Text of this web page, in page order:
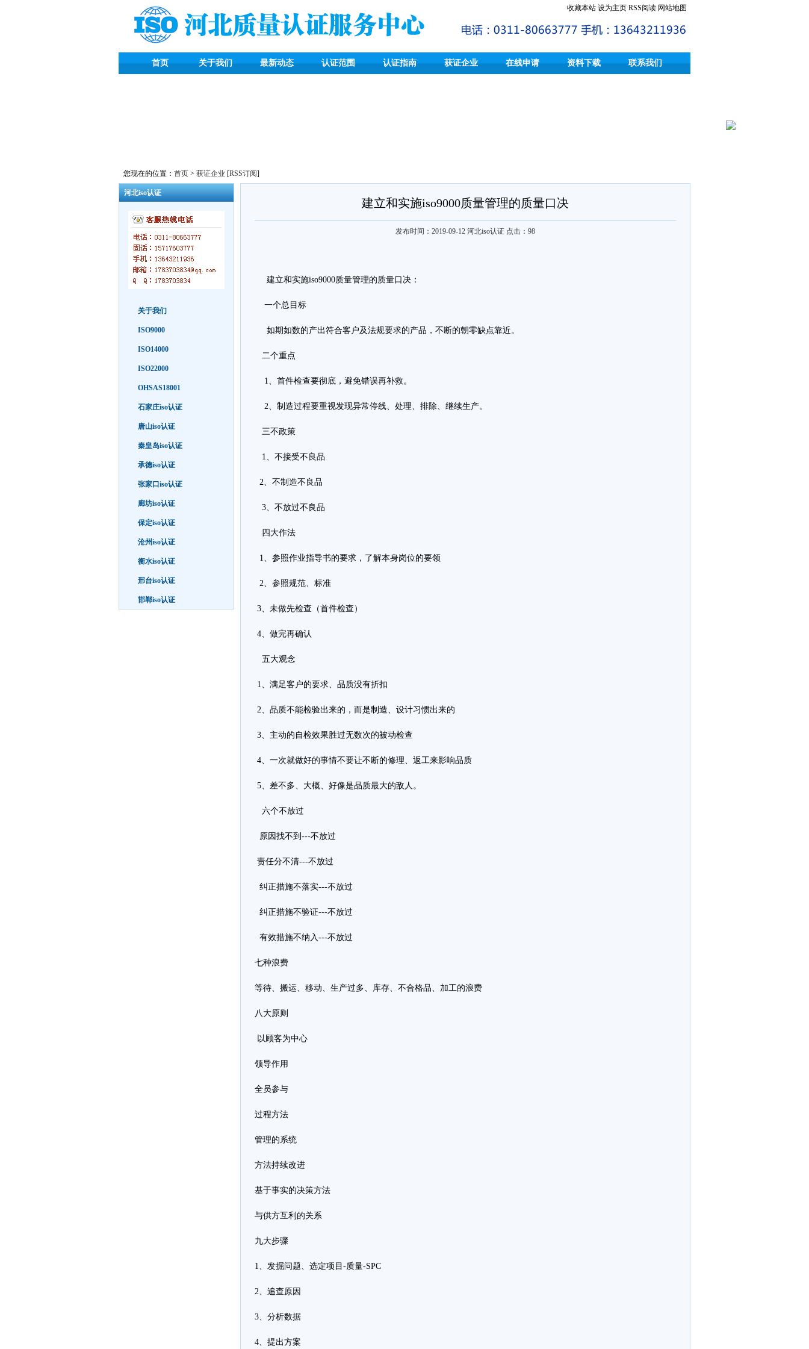
收藏本站 设为主页 RSS阅读 网站地图
首页 关于我们 最新动态 认证范围 认证指南 获证企业 在线申请 资料下载 联系我们
您现在的位置： 首页 > 获证企业 [RSS订阅]
河北iso认证
关于我们
ISO9000
ISO14000
ISO22000
OHSAS18001
石家庄iso认证
唐山iso认证
秦皇岛iso认证
承德iso认证
张家口iso认证
廊坊iso认证
保定iso认证
沧州iso认证
衡水iso认证
邢台iso认证
邯郸iso认证
建立和实施iso9000质量管理的质量口决
发布时间：2019-09-12 河北iso认证 点击： 98
建立和实施iso9000质量管理的质量口决：
一个总目标
如期如数的产出符合客户及法规要求的产品，不断的朝零缺点靠近。
二个重点
1、首件检查要彻底，避免错误再补救。
2、制造过程要重视发现异常停线、处理、排除、继续生产。
三不政策
1、不接受不良品
2、不制造不良品
3、不放过不良品
四大作法
1、参照作业指导书的要求，了解本身岗位的要领
2、参照规范、标准
3、未做先检查（首件检查）
4、做完再确认
五大观念
1、满足客户的要求、品质没有折扣
2、品质不能检验出来的，而是制造、设计习惯出来的
3、主动的自检效果胜过无数次的被动检查
4、一次就做好的事情不要让不断的修理、返工来影响品质
5、差不多、大概、好像是品质最大的敌人。
六个不放过
原因找不到---不放过
责任分不清---不放过
纠正措施不落实---不放过
纠正措施不验证---不放过
有效措施不纳入---不放过
七种浪费
等待、搬运、移动、生产过多、库存、不合格品、加工的浪费
八大原则
以顾客为中心
领导作用
全员参与
过程方法
管理的系统
方法持续改进
基于事实的决策方法
与供方互利的关系
九大步骤
1、发掘问题、选定项目-质量-SPC
2、追查原因
3、分析数据
4、提出方案